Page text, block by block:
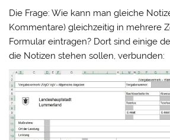
Die Frage: Wie kann man gleiche
Kommentare) gleichzeitig in mehrere
Formular eintragen? Dort sind einige
die Notizen stehen sollen, verbunden: